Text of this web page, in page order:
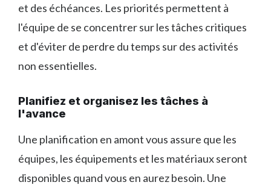
et des échéances. Les priorités permettent à
l'équipe de se concentrer sur les tâches critiques
et d'éviter de perdre du temps sur des activités
non essentielles.
Planifiez et organisez les tâches à
l'avance
Une planification en amont vous assure que les
équipes, les équipements et les matériaux seront
disponibles quand vous en aurez besoin. Une